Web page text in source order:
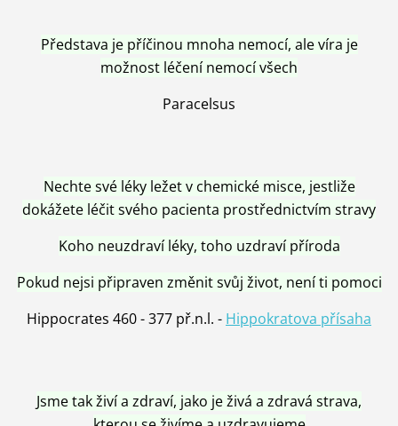
Představa je příčinou mnoha nemocí, ale víra je
možnost léčení nemocí všech
Paracelsus
Nechte své léky ležet v chemické misce, jestliže
dokážete léčit svého pacienta prostřednictvím stravy
Koho neuzdraví léky, toho uzdraví příroda
Pokud nejsi připraven změnit svůj život, není ti pomoci
Hippocrates 460 - 377 př.n.l. - Hippokratova přísaha
Jsme tak živí a zdraví, jako je živá a zdravá strava,